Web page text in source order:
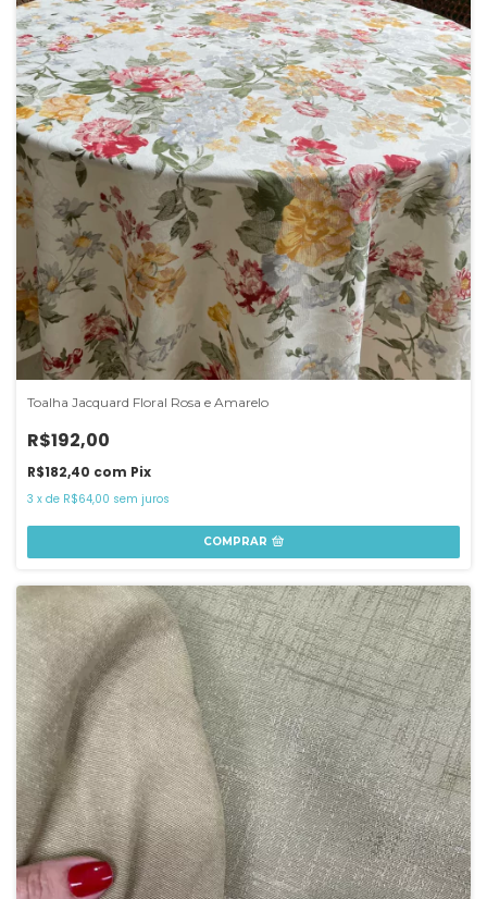
Toalha Jacquard Floral Rosa e Amarelo
R$192,00
R$182,40 com Pix
3 x de R$64,00 sem juros
COMPRAR